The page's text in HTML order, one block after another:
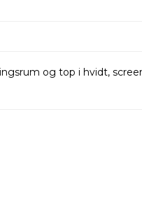
og top i hvidt,